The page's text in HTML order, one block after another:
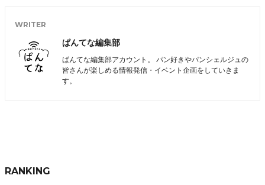
WRITER
ぱんてな編集部
ぱんてな編集部アカウント。 パン好きやパンシェルジュの
皆さんが楽しめる情報発信・イベント企画をしていきま
す。
RANKING